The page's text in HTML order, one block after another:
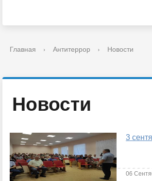
Главная › Антитеррор › Новости
Новости
3
06